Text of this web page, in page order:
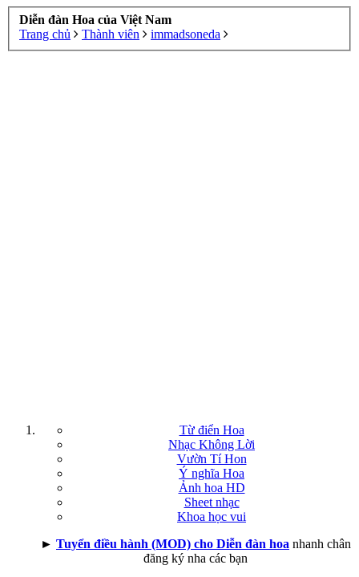
Diễn đàn Hoa của Việt Nam
Trang chủ
Thành viên immadsoneda
Từ điển Hoa
Nhạc Không Lời
Vườn Tí Hon
Ý nghĩa Hoa
Ảnh hoa HD
Sheet nhạc
Khoa học vui
► Tuyển điều hành (MOD) cho Diễn đàn hoa nhanh chân
đăng ký nha các bạn